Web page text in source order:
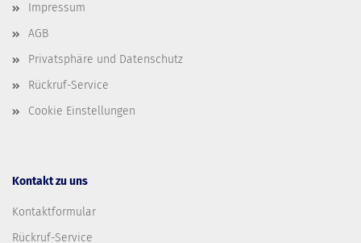
Impressum
AGB
Privatsphäre und Datenschutz
Rückruf-Service
Cookie Einstellungen
Kontakt zu uns
Kontaktformular
Rückruf-Service